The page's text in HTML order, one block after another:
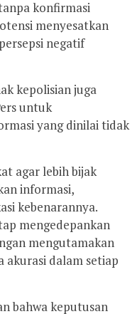
konfirmasi
menyesatkan
negatif
kepolisian juga
untuk
yang dinilai tidak
agar lebih bijak
informasi,
kebenarannya.
mengedepankan
mengutamakan
akurasi dalam setiap
bahwa keputusan